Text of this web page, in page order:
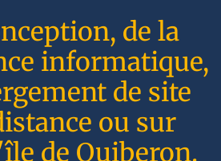
de la
informatique,
de site
ou sur
de Quiberon.